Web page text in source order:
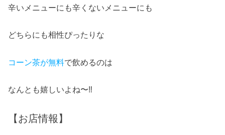
辛いメニューにも辛くないメニューにも
どちらにも相性ぴったりな
コーン茶が無料で飲めるのは
なんとも嬉しいよね〜‼
【お店情報】